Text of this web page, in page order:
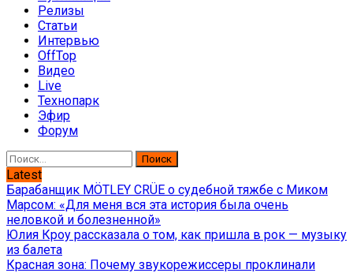
Релизы
Статьи
Интервью
OffTop
Видео
Live
Технопарк
Эфир
Форум
Найти:
Latest
Барабанщик MÖTLEY CRÜE о судебной тяжбе с Миком
Марсом: «Для меня вся эта история была очень
неловкой и болезненной»
Юлия Кроу рассказала о том, как пришла в рок — музыку
из балета
Красная зона: Почему звукорежиссеры проклинали